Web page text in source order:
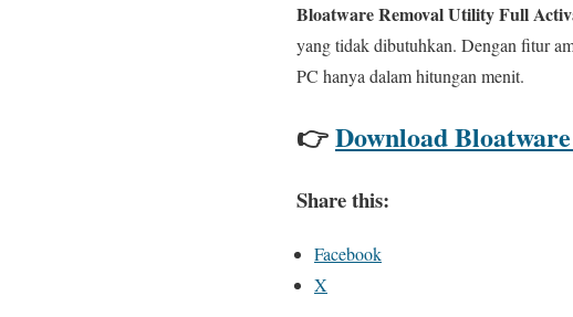
Bloatware Removal Utility Full
yang tidak dibutuhkan. Dengan fitur
PC hanya dalam hitungan menit.
👉Download
Share this:
Facebook
X